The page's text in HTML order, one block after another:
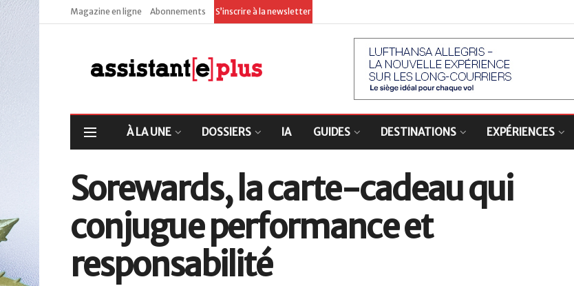
Magazine en ligne Abonnements S’inscrire à la newsletter
À LA UNE DOSSIERS IA GUIDES DESTINATIONS EXPÉRIENCES
Sorewards, la carte-cadeau qui
conjugue performance et
responsabilité